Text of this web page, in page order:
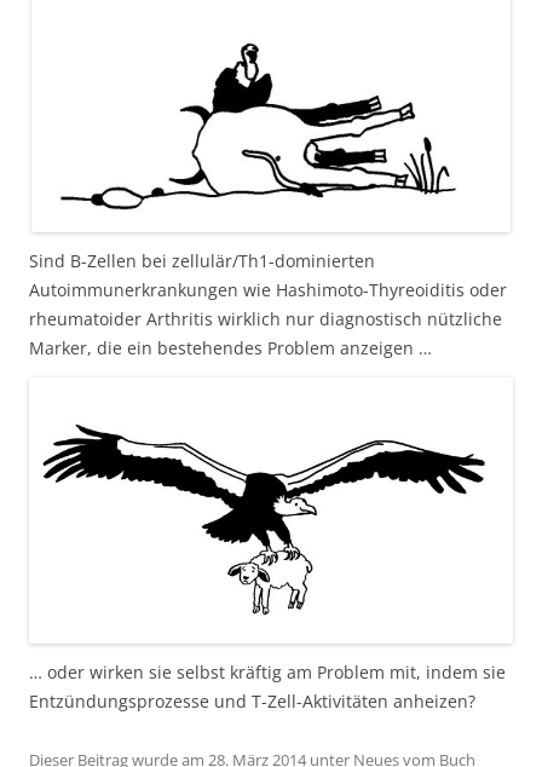
Sind B-Zellen bei zellulär/Th1-dominierten
Autoimmunerkrankungen wie Hashimoto-Thyreoiditis oder
rheumatoider Arthritis wirklich nur diagnostisch nützliche
Marker, die ein bestehendes Problem anzeigen …
… oder wirken sie selbst kräftig am Problem mit, indem sie
Entzündungsprozesse und T-Zell-Aktivitäten anheizen?
Dieser Beitrag wurde am 28. März 2014unter Neues vom Buch